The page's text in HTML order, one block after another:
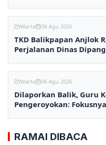
Warta 06 Agu 2026
TKD Balikpapan Anjlok
Perjalanan Dinas
Warta 06 Agu 2026
Dilaporkan Balik, Guru
Pengeroyokan:
RAMAI DIBACA